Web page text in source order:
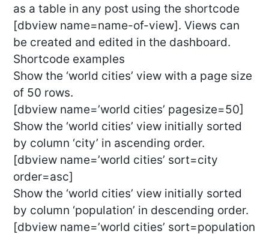
as a table in any post using the shortcode
[dbview name=name-of-view]. Views can
be created and edited in the dashboard.
Shortcode examples
Show the ‘world cities’ view with a page size
of 50 rows.
[dbview name=’world cities’ pagesize=50]
Show the ‘world cities’ view initially sorted
by column ‘city’ in ascending order.
[dbview name=’world cities’ sort=city
order=asc]
Show the ‘world cities’ view initially sorted
by column ‘population’ in descending order.
[dbview name=’world cities’ sort=population